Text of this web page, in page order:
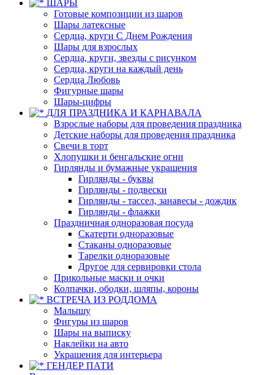
ШАРЫ
Готовые композиции из шаров
Шары латексные
Сердца, круги С Днем Рождения
Шары для взрослых
Сердца, круги, звезды с рисунком
Сердца, круги на каждый день
Сердца Любовь
Фигурные шары
Шары-цифры
ДЛЯ ПРАЗДНИКА И КАРНАВАЛА
Взрослые наборы для проведения праздника
Детские наборы для проведения праздника
Свечи в торт
Хлопушки и бенгальские огни
Гирлянды и бумажные украшения
Гирлянды - буквы
Гирлянды - подвески
Гирлянды - тассел, занавесы - дождик
Гирлянды - флажки
Праздничная одноразовая посуда
Скатерти одноразовые
Стаканы одноразовые
Тарелки одноразовые
Другое для сервировки стола
Прикольные маски и очки
Колпачки, ободки, шляпы, короны
ВСТРЕЧА ИЗ РОДДОМА
Малышу
Фигуры из шаров
Шары на выписку
Наклейки на авто
Украшения для интерьера
ГЕНДЕР ПАТИ